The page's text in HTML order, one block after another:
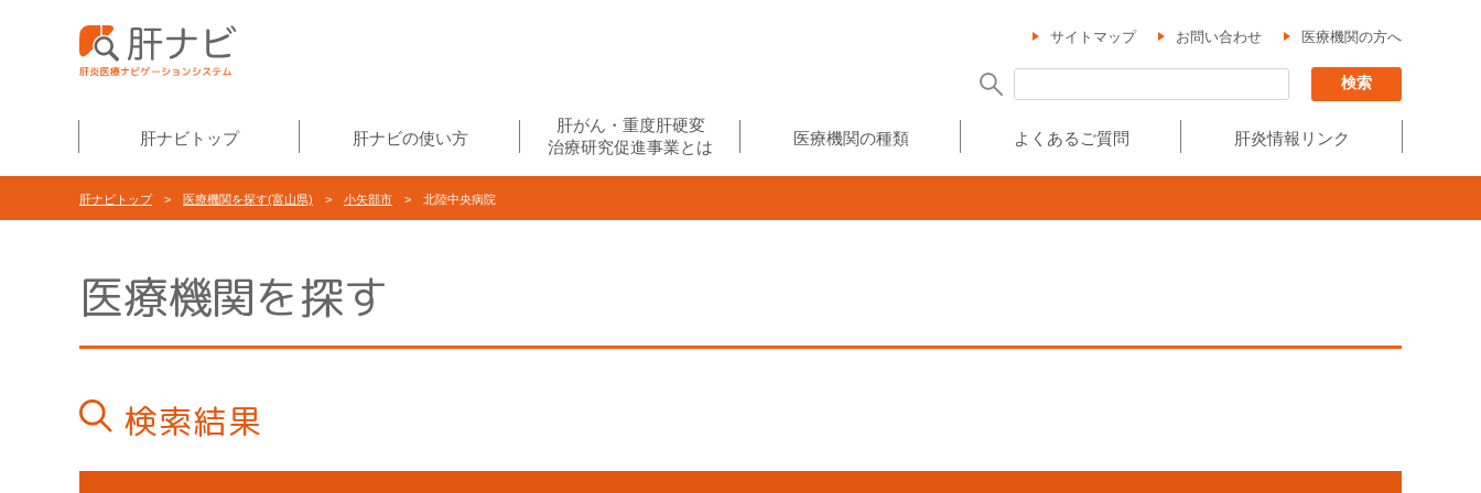
サイトマップ お問い合わせ 医療機関の方へ
肝ナビトップ 肝ナビの使い方
肝がん・重度肝硬変
治療研究促進事業とは
医療機関の種類 よくあるご質問 肝炎情報リンク
肝ナビトップ> 医療機関を探す(富山県) > 小矢部市 > 北陸中央病院
医療機関を探す
検索結果